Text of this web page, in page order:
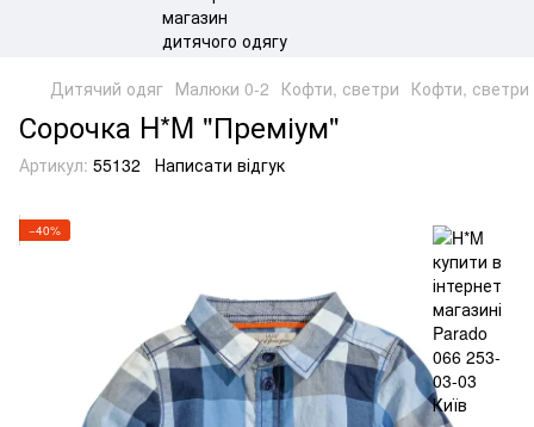
Дитячий одяг Малюки 0-2 Кофти, светри Кофти, светри
Сорочка H*M "Преміум"
Артикул: 55132 Написати відгук
−40%